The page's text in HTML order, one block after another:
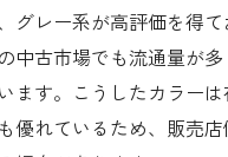
グレー系が高評価を得
中古市場でも流通量が
ます。こうしたカラー
優れているため、販売